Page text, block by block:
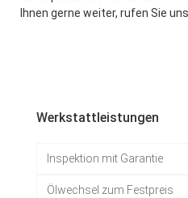
Ihnen gerne weiter, rufen Sie
Werkstattleistungen
Inspektion mit Garantie
Ölwechsel zum Festpreis